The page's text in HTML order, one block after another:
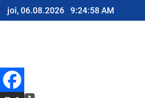
Skip
to
joi, 06.08.2026 9:24:59 AM